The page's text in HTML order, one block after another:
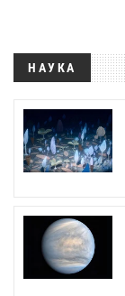
НАУКА